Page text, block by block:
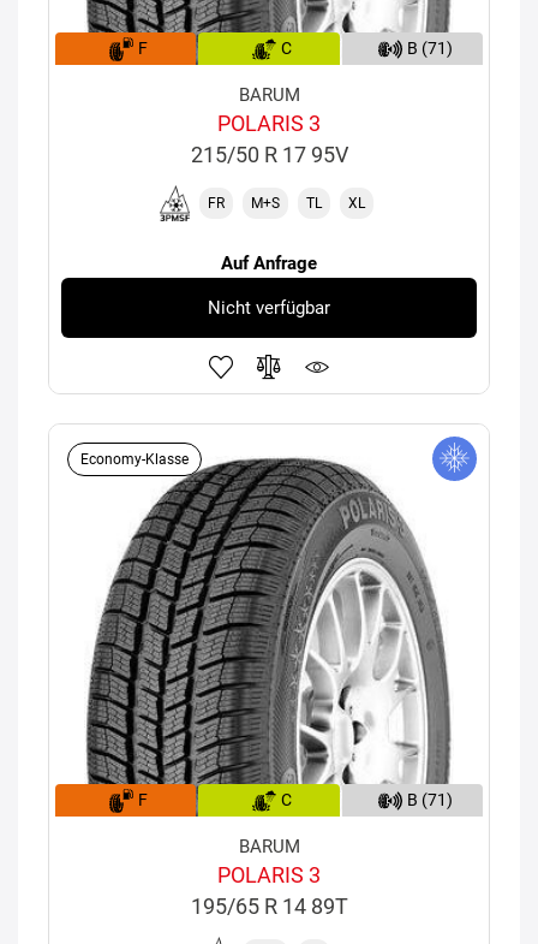
F C B (71)
BARUM
POLARIS 3
215/50 R 17 95V
FR M+S TL XL
Auf Anfrage
Nicht verfügbar
Economy-Klasse
F C B (71)
BARUM
POLARIS 3
195/65 R 14 89T